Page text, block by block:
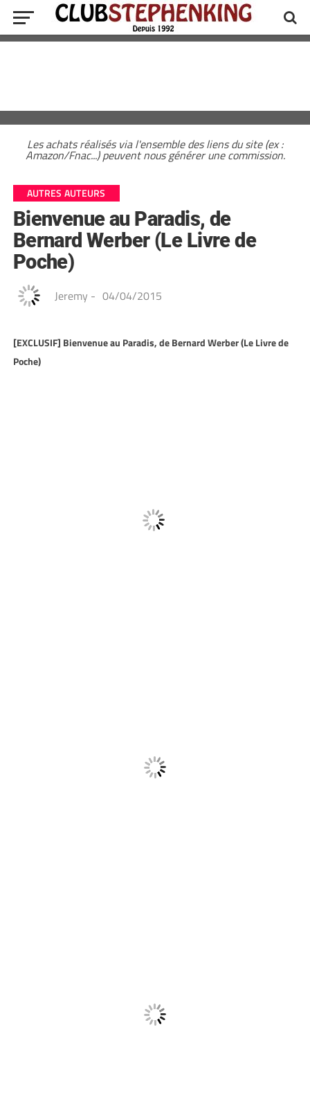
Les achats réalisés via l'ensemble des liens du site (ex :
Amazon/Fnac...) peuvent nous générer une commission.
AUTRES AUTEURS
Bienvenue au Paradis, de
Bernard Werber (Le Livre de
Poche)
Jeremy - 04/04/2015
[EXCLUSIF] Bienvenue au Paradis, de Bernard Werber (Le Livre de
Poche)